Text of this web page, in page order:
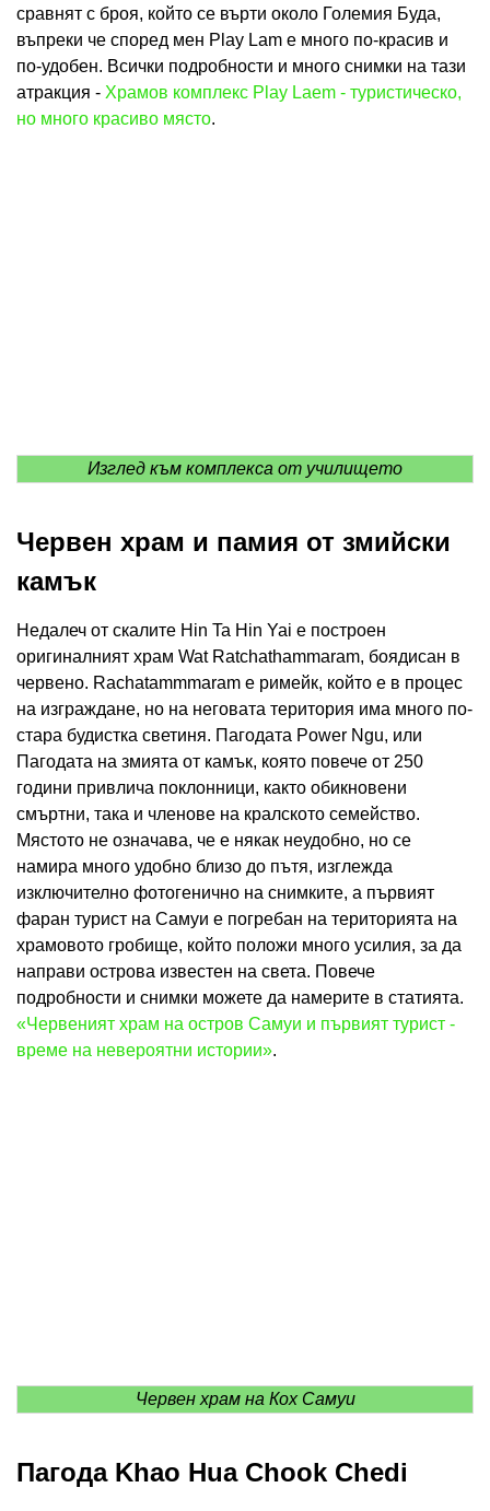
сравнят с броя, който се върти около Големия Буда,
въпреки че според мен Play Lam е много по-красив и
по-удобен. Всички подробности и много снимки на тази
атракция - Храмов комплекс Play Laem - туристическо,
но много красиво място.
Изглед към комплекса от училището
Червен храм и памия от змийски
камък
Недалеч от скалите Hin Ta Hin Yai е построен
оригиналният храм Wat Ratchathammaram, боядисан в
червено. Rachatammmaram е римейк, който е в процес
на изграждане, но на неговата територия има много по-
стара будистка светиня. Пагодата Power Ngu, или
Пагодата на змията от камък, която повече от 250
години привлича поклонници, както обикновени
смъртни, така и членове на кралското семейство.
Мястото не означава, че е някак неудобно, но се
намира много удобно близо до пътя, изглежда
изключително фотогенично на снимките, а първият
фаран турист на Самуи е погребан на територията на
храмовото гробище, който положи много усилия, за да
направи острова известен на света. Повече
подробности и снимки можете да намерите в статията.
«Червеният храм на остров Самуи и първият турист -
време на невероятни истории».
Червен храм на Кох Самуи
Пагода Khao Hua Chook Chedi